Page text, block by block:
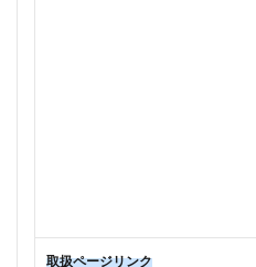
取扱ページリンク